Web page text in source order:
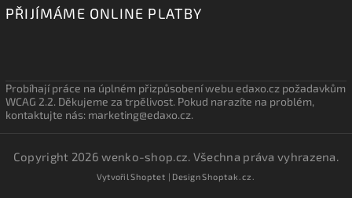
PŘIJÍMÁME ONLINE PLATBY
Probíhají práce na úplném přizpůsobení webu edaxo.cz požadavkům
WCAG 2.2. Děkujeme za trpělivost. Pokud narazíte na problém,
kontaktujte nás: marketing@edaxo.cz.
Copyright 2026wenko-shop.cz. Všechna práva vyhrazena.
VytvořilShoptet | DesignShoptak.cz.